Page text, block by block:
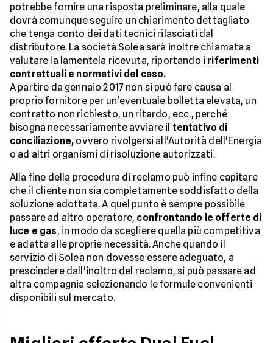
potrebbe fornire una risposta preliminare, alla quale
dovrà comunque seguire un chiarimento dettagliato
che tenga conto dei dati tecnici rilasciati dal
distributore. La società Solea sarà inoltre chiamata a
valutare la lamentela ricevuta, riportando i riferimenti
contrattuali e normativi del caso.
A partire da gennaio 2017 non si può fare causa al
proprio fornitore per un'eventuale bolletta elevata, un
contratto non richiesto, un ritardo, ecc., perché
bisogna necessariamente avviare il tentativo di
conciliazione, ovvero rivolgersi all'Autorità dell'Energia
o ad altri organismi di risoluzione autorizzati.
Alla fine della procedura di reclamo può infine capitare
che il cliente non sia completamente soddisfatto della
soluzione adottata. A quel punto è sempre possibile
passare ad altro operatore, confrontando le offerte di
luce e gas, in modo da scegliere quella più competitiva
e adatta alle proprie necessità. Anche quando il
servizio di Solea non dovesse essere adeguato, a
prescindere dall'inoltro del reclamo, si può passare ad
altra compagnia selezionando le formule convenienti
disponibili sul mercato.